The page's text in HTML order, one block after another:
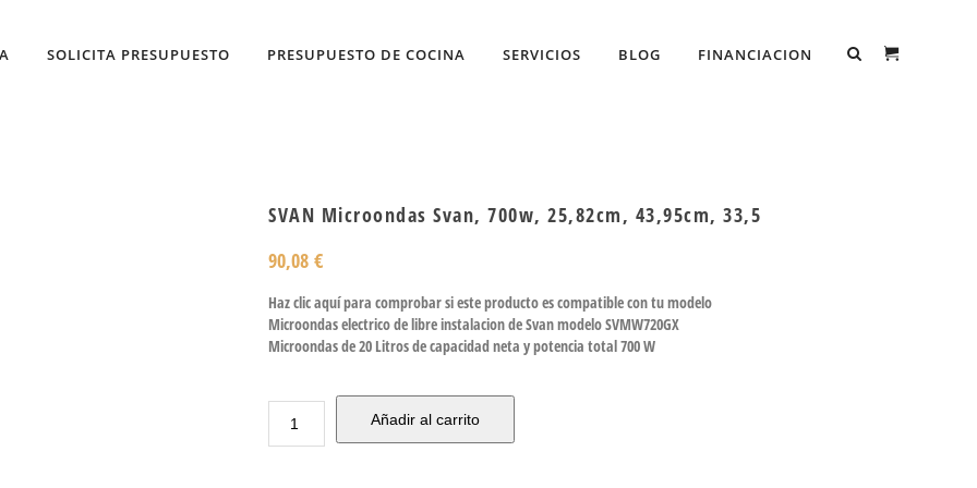
SOLICITA PRESUPUESTO PRESUPUESTO DE COCINA SERVICIOS BLOG FINANCIACION
SVAN Microondas Svan, 700w, 25,82cm, 43,95cm, 33,5
90,08 €
Haz clic aquí para comprobar si este producto es compatible con tu modelo
Microondas electrico de libre instalacion de Svan modelo SVMW720GX
Microondas de 20 Litros de capacidad neta y potencia total 700 W
Añadir al carrito